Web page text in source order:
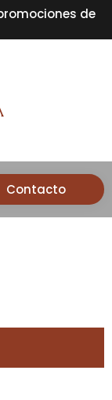
de
Contacto